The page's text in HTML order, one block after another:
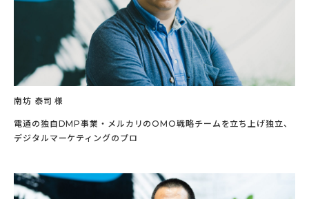
南坊 泰司 様
電通の独自DMP事業・メルカリのOMO戦略チームを立ち上げ独立、
デジタルマーケティングのプロ